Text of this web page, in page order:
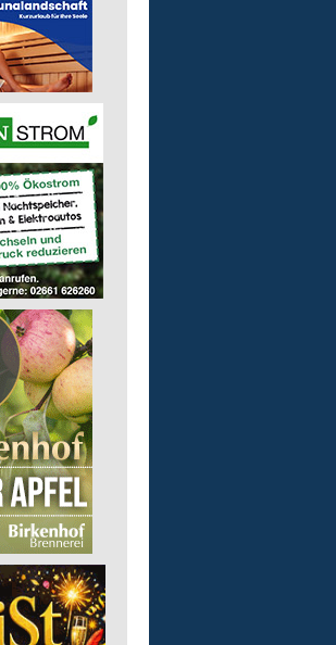
pädagogische
in Teilzeit
Lebenshilfe im Landkreis
GmbH
57537 Wissen